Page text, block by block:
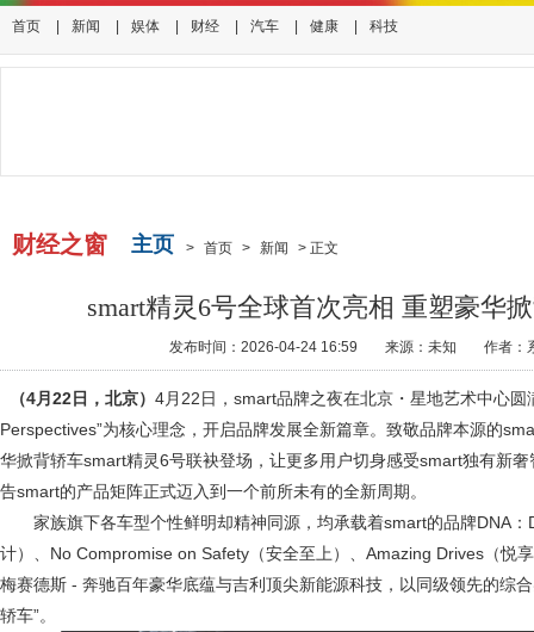
首页 新闻 娱体 财经 汽车 健康 科技
财经之窗 主页 > 首页 > 新闻 > 正文
smart精灵6号全球首次亮相 重塑豪华
发布时间：2026-04-24 16:59 来源：未知 作者：
（4月 22日，北京） 4月22日，smart品牌之夜在北京・星地艺术中心圆
Perspectives”为核心理念，开启品牌发展全新篇章。致敬品牌本源的
华掀背轿车smart精灵6号联袂登场，让更多用户切身感受smart独有新
告smart的产品矩阵正式迈入到一个前所未有的全新周期。
家族旗下各车型个性鲜明却精神同源，均承载着smart的品牌DNA
计）、No Compromise on Safety（安全至上）、Amazing Drives（悦
梅赛德斯 - 奔驰百年豪华底蕴与吉利顶尖新能源科技，以同级领先的综
轿车”。